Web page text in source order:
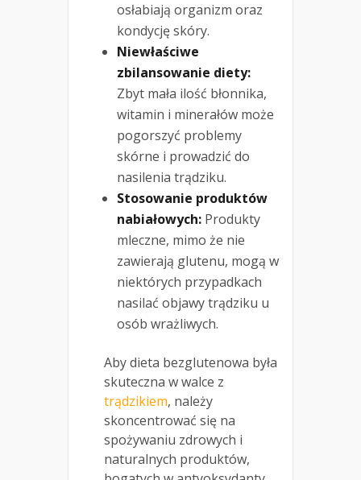
osłabiają organizm oraz
kondycję skóry.
Niewłaściwe
zbilansowanie diety:
Zbyt mała ilość błonnika,
witamin i minerałów może
pogorszyć problemy
skórne i prowadzić do
nasilenia trądziku.
Stosowanie produktów
nabiałowych: Produkty
mleczne, mimo że nie
zawierają glutenu, mogą w
niektórych przypadkach
nasilać objawy trądziku u
osób wrażliwych.
Aby dieta bezglutenowa była
skuteczna w walce z
trądzikiem, należy
skoncentrować się na
spożywaniu zdrowych i
naturalnych produktów,